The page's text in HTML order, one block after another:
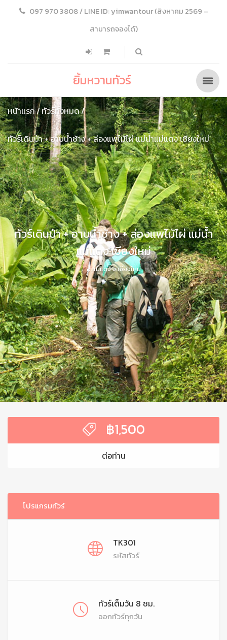
097 970 3808 / LINE ID: yimwantour (สิงหาคม 2569 –
สามารถจองได้)
ยิ้มหวานทัวร์
หน้าแรก ทัวร์ทั้งหมด
ทัวร์เดินป่า + อาบน้ำช้าง + ล่องแพไม้ไผ่ แม่น้ำแม่แตง เชียงใหม่
ทัวร์เดินป่า + อาบน้ำช้าง + ล่องแพไม้ไผ่ แม่น้ำ
แม่แตง เชียงใหม่
อ.แม่แตง จ.เชียงใหม่
฿1,500
ต่อท่าน
โปรแกรมทัวร์
TK301
รหัสทัวร์
ทัวร์เต็มวัน 8 ชม.
ออกทัวร์ทุกวัน